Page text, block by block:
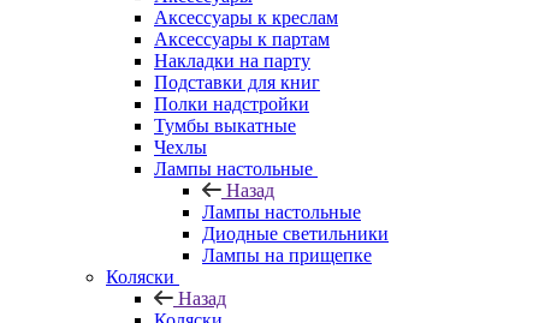
Аксессуары к креслам
Аксессуары к партам
Накладки на парту
Подставки для книг
Полки надстройки
Тумбы выкатные
Чехлы
Лампы настольные
Назад
Лампы настольные
Диодные светильники
Лампы на прищепке
Коляски
Назад